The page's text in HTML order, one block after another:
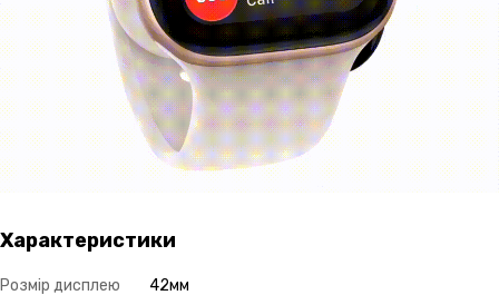
Характеристики
Розмір дисплею
42мм